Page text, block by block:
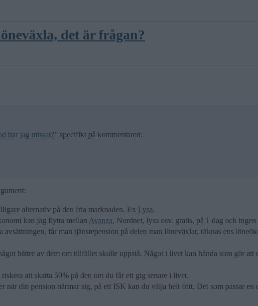
det är frågan?
har jag missat?” specifikt på kommentaren:
alternativ på den fria marknaden. Ex Lysa.
kan jag flytta mellan Avanza, Nordnet, lysa osv. gratis, på 1 dag och
får man tjänstepension på delen man löneväxlar, räknas ens
bättre av dem om tillfället skulle uppstå. Något i livet kan hända som gör
att skatta 50% på den om du får ett gig senare i livet.
din pension närmar sig, på ett ISK kan du välja helt fritt. Det som passar en